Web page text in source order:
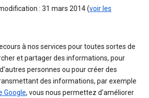
: 31 mars 2014 (voir les
à nos services pour toutes sortes de
et partager des informations, pour
personnes ou pour créer des
des informations, par exemple
Google, vous nous permettez d'améliorer